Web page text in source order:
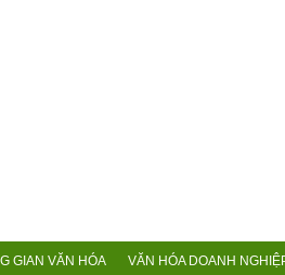
GIAN VĂN HÓA VĂN HÓA DOANH